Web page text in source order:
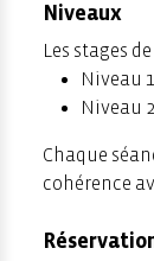
Niveaux
Les stages
Niveau
Niveau
Chaque
cohérence